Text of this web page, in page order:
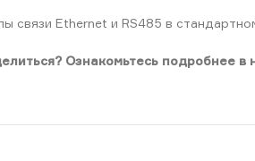
связи Ethernet и RS485 в
Ознакомьтесь подробнее